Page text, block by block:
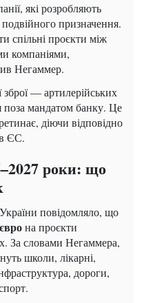
які розробляють
подвійного призначення.
спільні проєкти між
компаніями,
Негаммер.
— артилерійських
поза мандатом банку. Це
діючи відповідно
ЄС.
роки: що
повідомляло, що
на проєкти
За словами Негаммера,
школи, лікарні,
дороги,